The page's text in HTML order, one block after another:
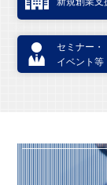
セミナー・
イベント等